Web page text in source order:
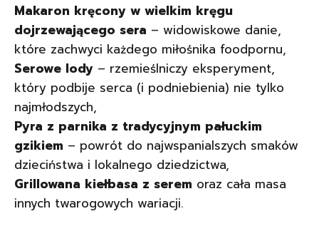
Makaron kręcony w wielkim kręgu
dojrzewającego sera – widowiskowe danie,
które zachwyci każdego miłośnika foodpornu,
Serowe lody – rzemieślniczy eksperyment,
który podbije serca (i podniebienia) nie tylko
najmłodszych,
Pyra z parnika z tradycyjnym pałuckim
gzikiem – powrót do najwspanialszych smaków
dzieciństwa i lokalnego dziedzictwa,
Grillowana kiełbasa z serem oraz cała masa
innych twarogowych wariacji.